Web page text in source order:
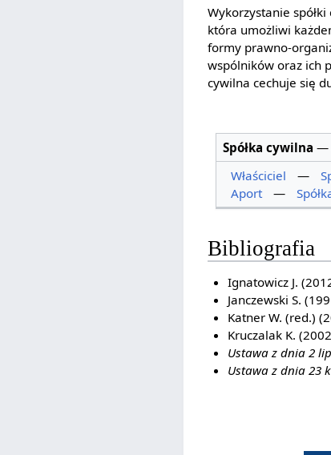
Wykorzystanie
która umożliwi
formy prawno-
wspólników oraz ich
cywilna cechuje się
Spółka cywilna —
Właściciel
—
Aport
—
Bibliografia
Ignatowicz J.
Janczewski S.
Katner W. (red.)
Kruczalak K.
Ustawa z dnia 2
Ustawa z dnia 23